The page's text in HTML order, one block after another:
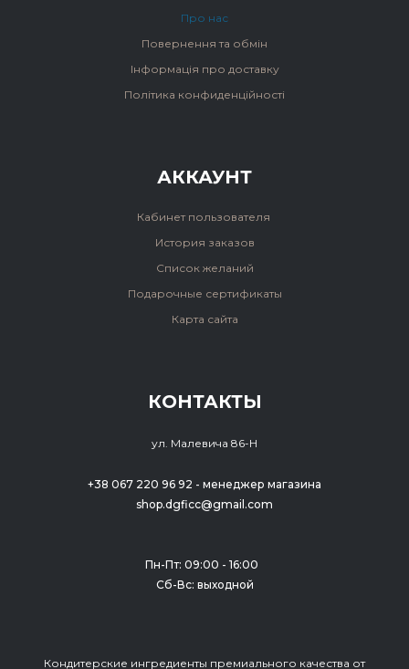
Про нас
Повернення та обмін
Інформація про доставку
Політика конфиденційності
АККАУНТ
Кабинет пользователя
История заказов
Список желаний
Подарочные сертификаты
Карта сайта
КОНТАКТЫ
ул. Малевича 86-Н
+38 067 220 96 92 - менеджер магазина
shop.dgficc@gmail.com
Пн-Пт: 09:00 - 16:00
Сб-Вс: выходной
Кондитерские ингредиенты премиального качества от